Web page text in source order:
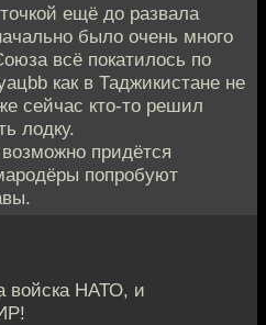
ещё до развала
было очень много
всё покатилось по
как в Таджикистане не
сейчас кто-то решил
лодку.
придётся
попробуют
войска НАТО, и